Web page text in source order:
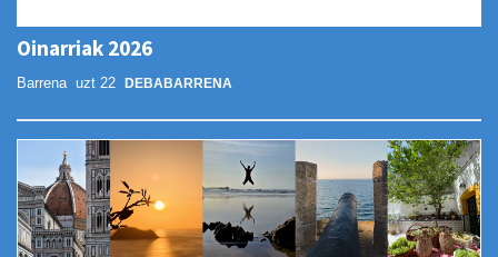
Oinarriak 2026
Barrena uzt 22 DEBABARRENA